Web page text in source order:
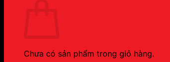
Chưa có sản phẩm trong giỏ hàng.